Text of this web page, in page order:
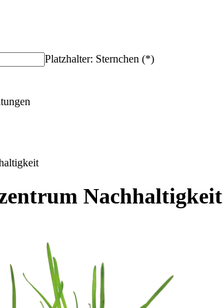
Platzhalter: Sternchen (*)
Nachhaltigkeit